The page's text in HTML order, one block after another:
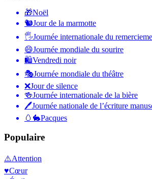
🎁Noël
🐿Jour de la marmotte
🖐Journée internationale du
😄Journée mondiale du sourire
🛍Vendredi noir
🎭Journée mondiale du théâtre
❌Jour de silence
🍻Journée internationale de la bière
🖊Journée nationale de l’écriture
🥚🐇Pacques
Populaire
⚠️Attention
♥️Cœur